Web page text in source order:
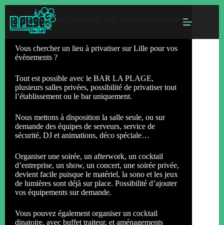
lieu privatisable location de salle, privatiser une salle
Vous chercher un lieu à privatiser sur Lille pour vos
évènements ?
Tout est possible avec le BAR LA PLAGE,
plusieurs salles privées, possibilité de privatiser tout
l’établissement ou le bar uniquement.
Nous mettons à disposition la salle seule, ou sur
demande des équipes de serveurs, service de
sécurité, DJ et animations, déco spéciale…
Organiser une soirée, un afterwork, un cocktail
d’entreprise, un show, un concert, une soirée privée,
devient facile puisque le matériel, la sono et les jeux
de lumières sont déjà sur place. Possibilité d’ajouter
vos équipements sur demande.
Vous pouvez également organiser un cocktail
dinatoire, avec buffet traiteur, et aménagements